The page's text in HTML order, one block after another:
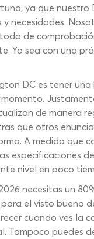
ya que
necesidades.
de
Ya sea con una
DC es tener
de manera
que otros
A medida que
nivel en poco
necesitas un
el visto bueno
cuando ves la
puedes